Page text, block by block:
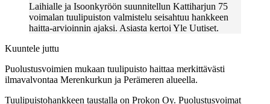
Laihialle ja Isoonkyröön suunnitellun Kattiharjun 75
voimalan tuulipuiston valmistelu seisahtuu hankkeen
haitta-arvioinnin ajaksi. Asiasta kertoi Yle Uutiset.
Kuuntele juttu
Puolustusvoimien mukaan tuulipuisto haittaa merkittävästi
ilmavalvontaa Merenkurkun ja Perämeren alueella.
Tuulipuistohankkeen taustalla on Prokon Oy. Puolustusvoimat